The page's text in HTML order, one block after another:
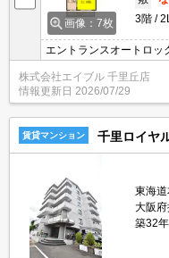
画像：7枚
3階
エントランスオートロッ
り。カウンター式システ
株式会社エイブル 千里丘店
情報更新日 2026/07/29
賃貸マンション 千里ロイヤ
東海
大阪府
築32年